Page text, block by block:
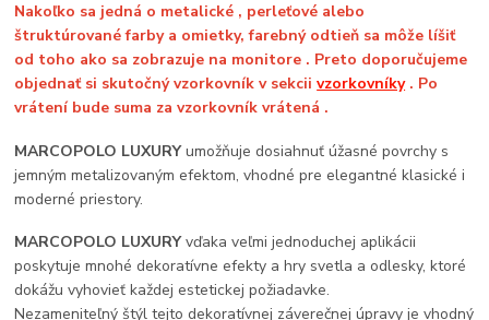
Nakoľko sa jedná o metalické , perleťové alebo
štruktúrované farby a omietky, farebný odtieň sa môže líšiť
od toho ako sa zobrazuje na monitore . Preto doporučujeme
objednať si skutočný vzorkovník v sekciivzorkovníky. Po
vrátení bude suma za vzorkovník vrátená .
MARCOPOLO LUXURYumožňuje dosiahnuť úžasné povrchy s
jemným metalizovaným efektom, vhodné pre elegantné klasické i
moderné priestory.
MARCOPOLO LUXURYvďaka veľmi jednoduchej aplikácii
poskytuje mnohé dekoratívne efekty a hry svetla a odlesky, ktoré
dokážu vyhovieť každej estetickej požiadavke.
Nezameniteľný štýl tejto dekoratívnej záverečnej úpravy je vhodný